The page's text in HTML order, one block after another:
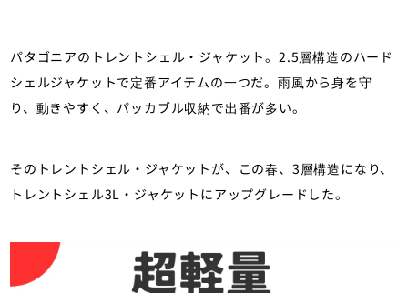
パタゴニアのトレントシェル・ジャケット。2.5層構造のハード
シェルジャケットで定番アイテムの一つだ。雨風から身を守
り、動きやすく、パッカブル収納で出番が多い。
そのトレントシェル・ジャケットが、この春、3層構造になり、
トレントシェル3L・ジャケットにアップグレードした。